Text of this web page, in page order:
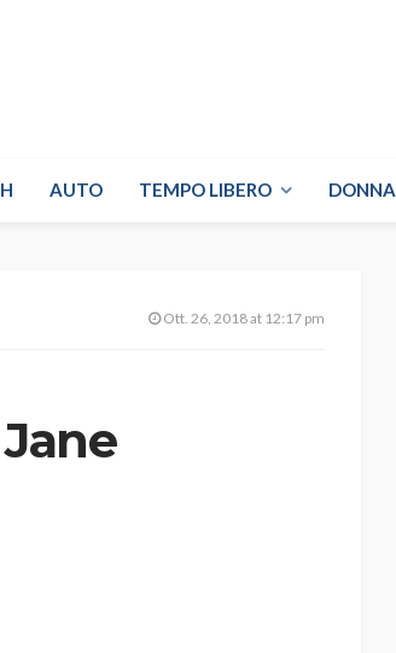
AUTO TEMPO LIBERO DONNA
Ott. 26, 2018 at 12:17 pm